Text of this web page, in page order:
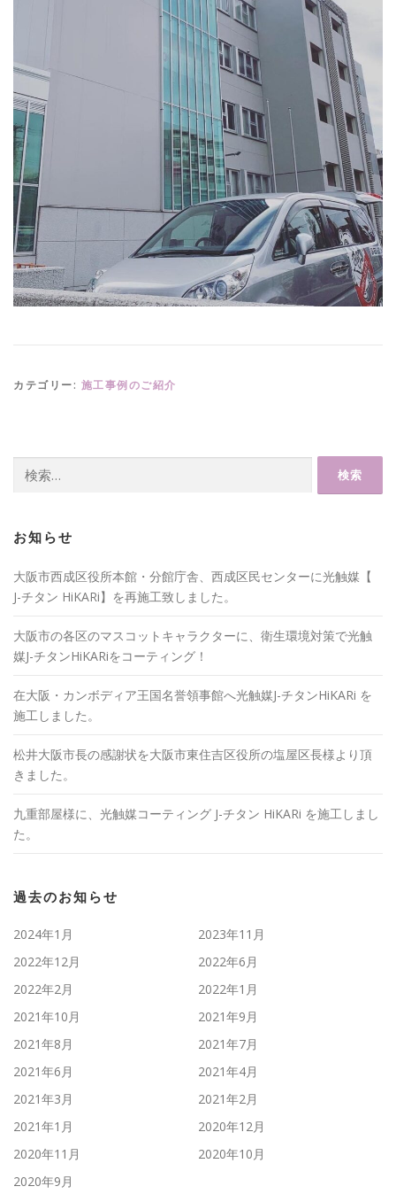
カテゴリー: 施工事例のご紹介
索:
お知らせ
大阪市西成区役所本館・分館庁舎、西成区民センターに光触媒【
J-チタン HiKARi】を再施工致しました。
大阪市の各区のマスコットキャラクターに、衛生環境対策で光触
媒J-チタンHiKARiをコーティング！
在大阪・カンボディア王国名誉領事館へ光触媒J-チタンHiKARi を
施工しました。
松井大阪市長の感謝状を大阪市東住吉区役所の塩屋区長様より頂
きました。
九重部屋様に、光触媒コーティング J-チタン HiKARi を施工しまし
た。
過去のお知らせ
2024年1月
2023年11月
2022年12月
2022年6月
2022年2月
2022年1月
2021年10月
2021年9月
2021年8月
2021年7月
2021年6月
2021年4月
2021年3月
2021年2月
2021年1月
2020年12月
2020年11月
2020年10月
2020年9月